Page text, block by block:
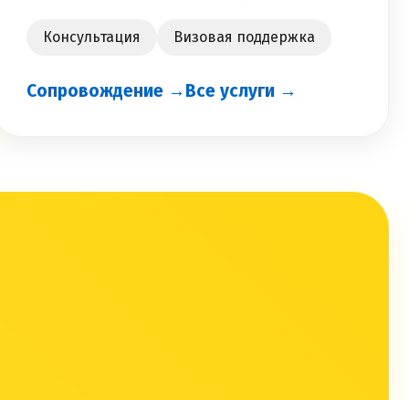
Консультация Визовая поддержка
Сопровождение → Все услуги →